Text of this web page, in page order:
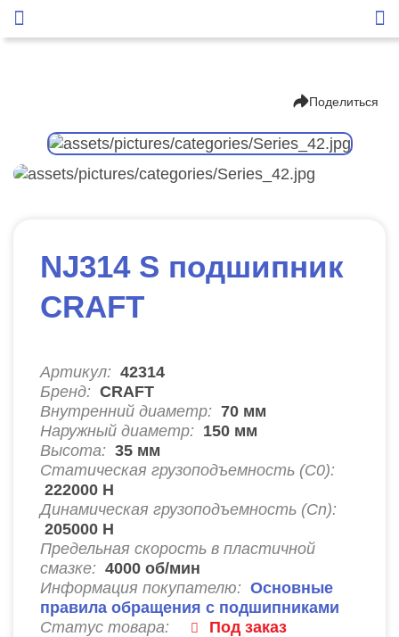
Поделиться
NJ314 S подшипник
CRAFT
Артикул: 42314
Бренд: CRAFT
Внутренний диаметр: 70 мм
Наружный диаметр: 150 мм
Высота: 35 мм
Статическая грузоподъемность (C0):
222000 Н
Динамическая грузоподъемность (Cn):
205000 Н
Предельная скорость в пластичной
смазке: 4000 об/мин
Информация покупателю: Основные
правила обращения с подшипниками
Статус товара:
Под заказ